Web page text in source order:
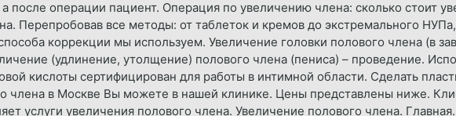
операции пациент. Операция по увеличению члена: сколько стоит
Перепробовав все методы: от таблеток и кремов до экстремального
коррекции мы используем. Увеличение головки полового члена (в
(удлинение, утолщение) полового члена (пениса) – проведение.
кислоты сертифицирован для работы в интимной области. Сделать
члена в Москве Вы можете в нашей клинике. Цены представлены ниже.
услуги увеличения полового члена. Увеличение полового члена.